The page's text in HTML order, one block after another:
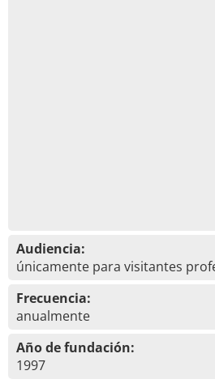
Audiencia:
únicamente para visitantes
Frecuencia:
anualmente
Año de fundación:
1997